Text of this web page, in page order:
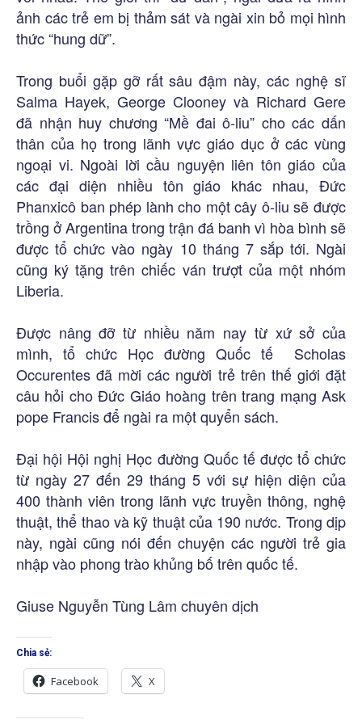
ảnh các trẻ em bị thảm sát và ngài xin bỏ mọi hình
thức “hung dữ”.
Trong buổi gặp gỡ rất sâu đậm này, các nghệ sĩ
Salma Hayek, George Clooney và Richard Gere
đã nhận huy chương “Mề đai ô-liu” cho các dấn
thân của họ trong lãnh vực giáo dục ở các vùng
ngoại vi. Ngoài lời cầu nguyện liên tôn giáo của
các đại diện nhiều tôn giáo khác nhau, Đức
Phanxicô ban phép lành cho một cây ô-liu sẽ được
trồng ở Argentina trong trận đá banh vì hòa bình sẽ
được tổ chức vào ngày 10 tháng 7 sắp tới. Ngài
cũng ký tặng trên chiếc ván trượt của một nhóm
Liberia.
Được nâng đỡ từ nhiều năm nay từ xứ sở của
mình, tổ chức Học đường Quốc tế Scholas
Occurentes đã mời các người trẻ trên thế giới đặt
câu hỏi cho Đức Giáo hoàng trên trang mạng Ask
pope Francis để ngài ra một quyển sách.
Đại hội Hội nghị Học đường Quốc tế được tổ chức
từ ngày 27 đến 29 tháng 5 với sự hiện diện của
400 thành viên trong lãnh vực truyền thông, nghệ
thuật, thể thao và kỹ thuật của 190 nước. Trong dịp
này, ngài cũng nói đến chuyện các người trẻ gia
nhập vào phong trào khủng bố trên quốc tế.
Giuse Nguyễn Tùng Lâm chuyên dịch
Chia sẻ:
Facebook X